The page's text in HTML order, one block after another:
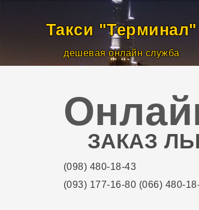
Такси "Терминал"
дешевая онлайн служба
ЗАКАЗ
(098) 480-18-43
(093) 177-16-80 (066) 480-